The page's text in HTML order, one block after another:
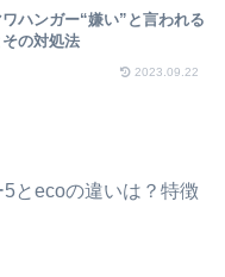
ワハンガー“嫌い”と言われる
の対処法
2023.09.22
とecoの違いは？特徴